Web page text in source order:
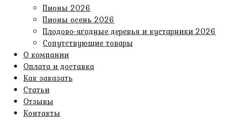
Пионы 2026
Пионы осень 2026
Плодово-ягодные деревья и кустарники 2026
Сопутствующие товары
О компании
Оплата и доставка
Как заказать
Статьи
Отзывы
Контакты